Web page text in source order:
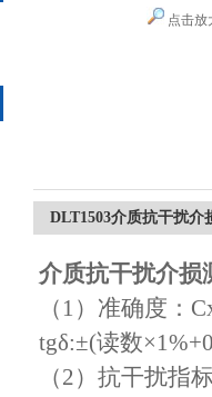
点击放
DLT1503介质抗干扰介
介质抗干扰介损
（1）准确度：
tgδ:±(读数
（2）抗干扰指